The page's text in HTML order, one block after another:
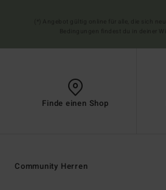
Finde einen Shop
Community Herren